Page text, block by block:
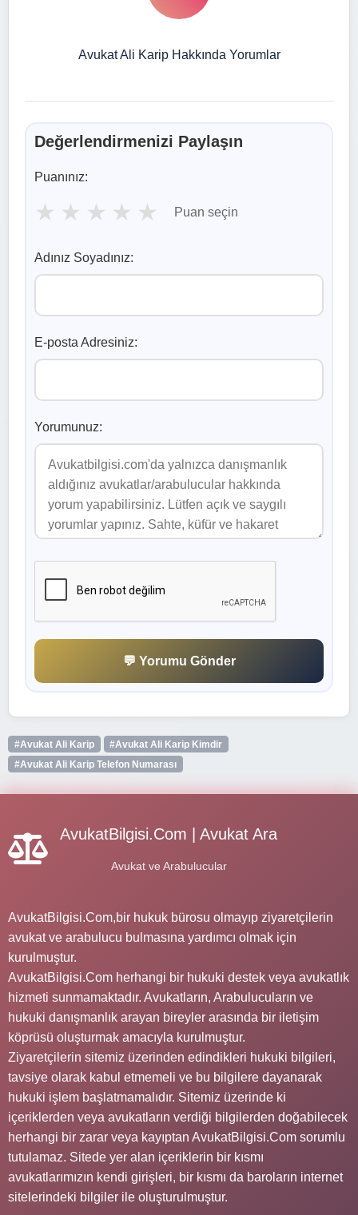
Avukat Ali Karip Hakkında Yorumlar
Değerlendirmenizi Paylaşın
Puanınız:
★ ★ ★ ★ ★ Puan seçin
Adınız Soyadınız:
E-posta Adresiniz:
Yorumunuz:
💬 Yorumu Gönder
#Avukat Ali Karip
#Avukat Ali Karip Kimdir
#Avukat Ali Karip Telefon Numarası
AvukatBilgisi.Com | Avukat Ara
Avukat ve Arabulucular
AvukatBilgisi.Com,bir hukuk bürosu olmayıp ziyaretçilerin
avukat ve arabulucu bulmasına yardımcı olmak için
kurulmuştur.
AvukatBilgisi.Com herhangi bir hukuki destek veya avukatlık
hizmeti sunmamaktadır. Avukatların, Arabulucuların ve
hukuki danışmanlık arayan bireyler arasında bir iletişim
köprüsü oluşturmak amacıyla kurulmuştur.
Ziyaretçilerin sitemiz üzerinden edindikleri hukuki bilgileri,
tavsiye olarak kabul etmemeli ve bu bilgilere dayanarak
hukuki işlem başlatmamalıdır. Sitemiz üzerinde ki
içeriklerden veya avukatların verdiği bilgilerden doğabilecek
herhangi bir zarar veya kayıptan AvukatBilgisi.Com sorumlu
tutulamaz. Sitede yer alan içeriklerin bir kısmı
avukatlarımızın kendi girişleri, bir kısmı da baroların internet
sitelerindeki bilgiler ile oluşturulmuştur.